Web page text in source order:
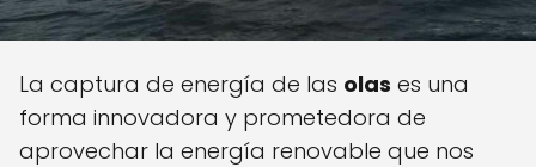
La captura de energía de las olas es una
forma innovadora y prometedora de
aprovechar la energía renovable que nos